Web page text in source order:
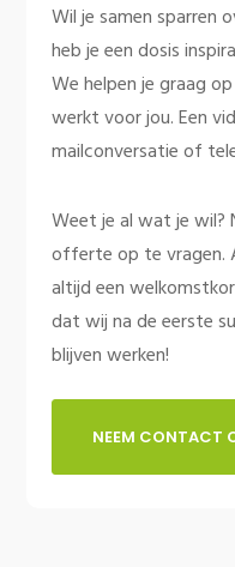
Wil je samen sparren
heb je een dosis
We helpen je graag
werkt voor jou. Een
mailconversatie of
Weet je al wat je wil?
offerte op te vragen.
altijd een
dat wij na de eerste
blijven werken!
NEEM CONTACT